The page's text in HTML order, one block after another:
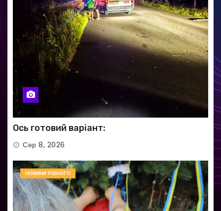
Ось готовий варіант:
Сер 8, 2026
НОВИНИ РІВНОГО